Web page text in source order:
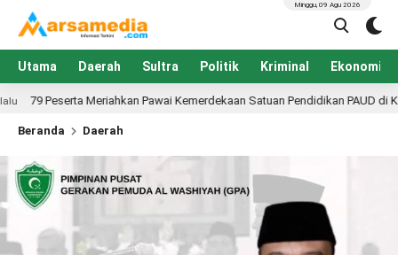
Utama Daerah Sultra Politik Kriminal Ekonomi
Minggu, 09 Agu 2026
Pawai Kemerdekaan Satuan Pendidikan PAUD di Konawe, Dibuka PLT
Beranda Daerah